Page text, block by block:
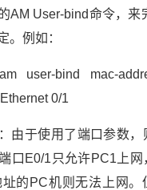
AM User-bind命令，来
。例如：
user-bind mac-
0/1
由于使用了端口参数
口E0/1只允许PC1上网
的PC机则无法上网。